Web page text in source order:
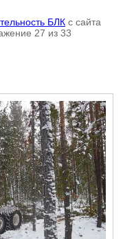
БЛК с сайта
27 из 33